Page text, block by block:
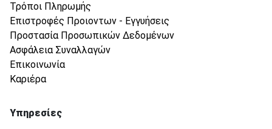
Τρόποι Πληρωμής
Επιστροφές Προιοντων - Εγγυήσεις
Προστασία Προσωπικών Δεδομένων
Ασφάλεια Συναλλαγών
Επικοινωνία
Καριέρα
Υπηρεσίες